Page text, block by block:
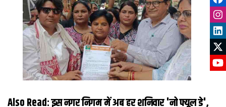
Also Read:इस नगर निगम में अब हर शनिवार 'नो फ्यूल डे',